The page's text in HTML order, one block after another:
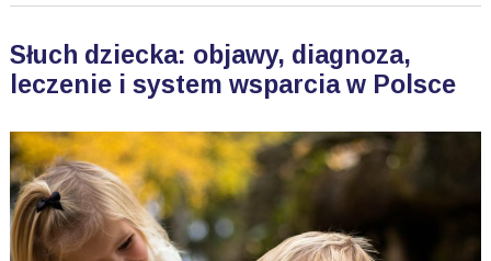
Słuch dziecka: objawy, diagnoza,
leczenie i system wsparcia w Polsce